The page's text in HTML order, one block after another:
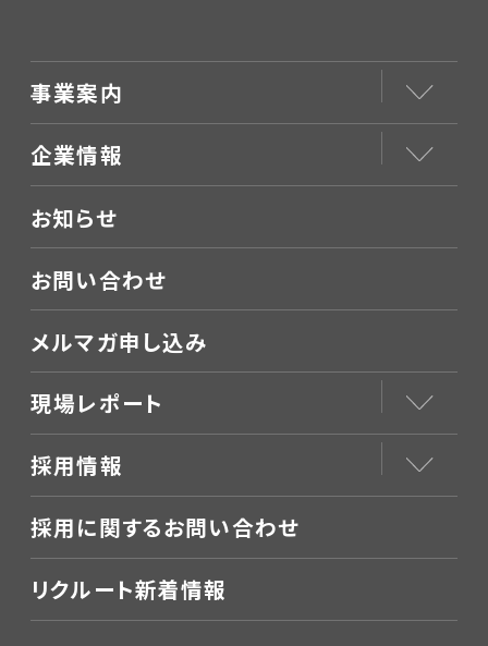
事業案内
企業情報
お知らせ
お問い合わせ
メルマガ申し込み
現場レポート
採用情報
採用に関するお問い合わせ
リクルート新着情報